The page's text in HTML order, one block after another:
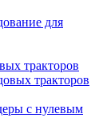
для
тракторов
тракторов
с нулевым